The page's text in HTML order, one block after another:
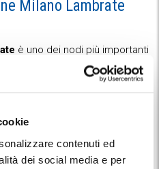
contenuti ed
dei social media e per
Milano Lambrate
è uno dei nodi più importanti
tu debba prendere un treno
velocità o utilizzare la
in stazione